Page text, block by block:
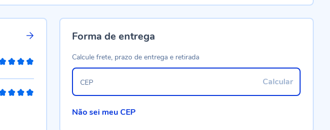
Forma de entrega
Calcule frete, prazo de entrega e retirada
Calcular
CEP
Não sei meu CEP